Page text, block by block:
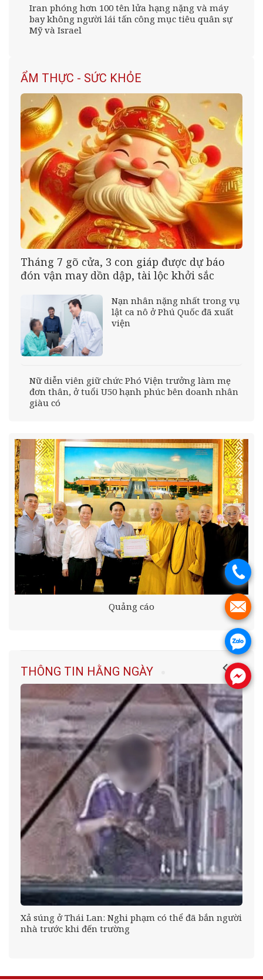
Iran phóng hơn 100 tên lửa hạng nặng và máy
bay không người lái tấn công mục tiêu quân sự
Mỹ và Israel
ẨM THỰC - SỨC KHỎE
Tháng 7 gõ cửa, 3 con giáp được dự báo
đón vận may dồn dập, tài lộc khởi sắc
Nạn nhân nặng nhất trong vụ
lật ca nô ở Phú Quốc đã xuất
viện
Nữ diễn viên giữ chức Phó Viện trưởng làm mẹ
đơn thân, ở tuổi U50 hạnh phúc bên doanh nhân
giàu có
Quảng cáo
THÔNG TIN HẰNG NGÀY
Xả súng ở Thái Lan: Nghi phạm có thể đã bắn người
nhà trước khi đến trường
.
.
.
.